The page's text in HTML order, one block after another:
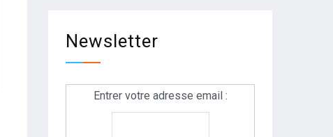
Newsletter
Entrer votre adresse email :